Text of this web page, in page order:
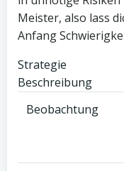
Meister, also lass
Anfang
Strategie
Beschreibung
Beobachtung